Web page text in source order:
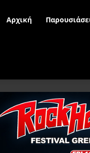
Rock
Αρχική